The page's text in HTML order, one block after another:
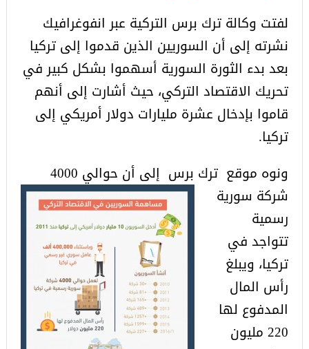
لفتت وكالة ترك برس التركية عبر انفوغرافيك
نشرته إلى أن السوريين الذين قدموا إلى تركيا
بعد بدء الثورة السورية أسهموا بشكل كبير في
تحريك الاقتصاد التركي، حيث أشارت إلى أنهم
قاموا بإدخال عشرة مليارات دولار أمريكي إلى
تركيا.
ونوه موقع ترك
برس إلى أن حوالي 4000
شركة سورية
رسمية
تتواجد في
تركيا، ويبلغ
رأس المال
المدفوع لها
220 مليون